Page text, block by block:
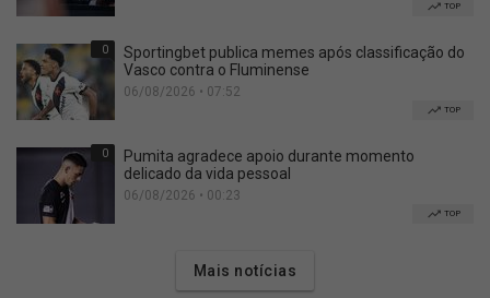
TOP
0
Sportingbet publica memes após classificação do
Vasco contra o Fluminense
06/08/2026 • 07:52
TOP
0
Pumita agradece apoio durante momento
delicado da vida pessoal
06/08/2026 • 00:23
TOP
Mais notícias